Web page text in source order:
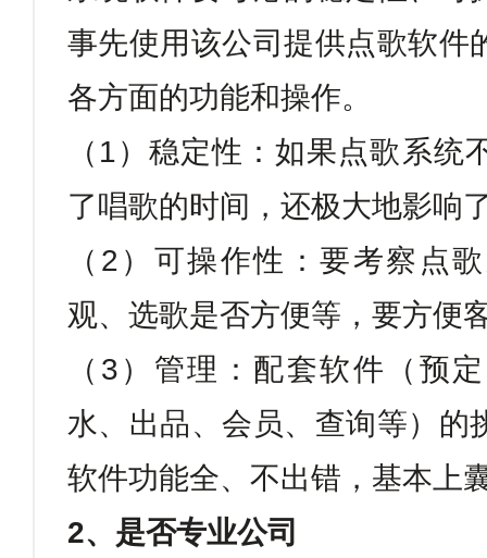
事先使用该公司提供点歌软件
各方面的功能和操作。
（ 1）稳定性：如果点歌系统
了唱歌的时间，还极大地影响
（ 2 ）可操作性：要考察点
观、选歌是否方便等，要方便
（ 3 ）管理：配套软件（预
水、出品、会员、查询等）的
软件功能全、不出错，基本上
2、是否专业公司